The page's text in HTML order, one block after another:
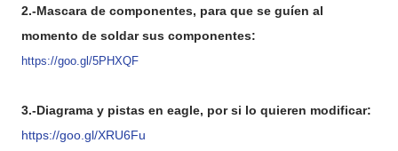
2.-Mascara de componentes, para que se guíen al
momento de soldar sus componentes:
https://goo.gl/5PHXQF
3.-Diagrama y pistas en eagle, por si lo quieren modificar:
https://goo.gl/XRU6Fu